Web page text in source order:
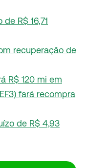
R$ 16,71
recuperação de
R$ 120 mi em
fará recompra
de R$ 4,93